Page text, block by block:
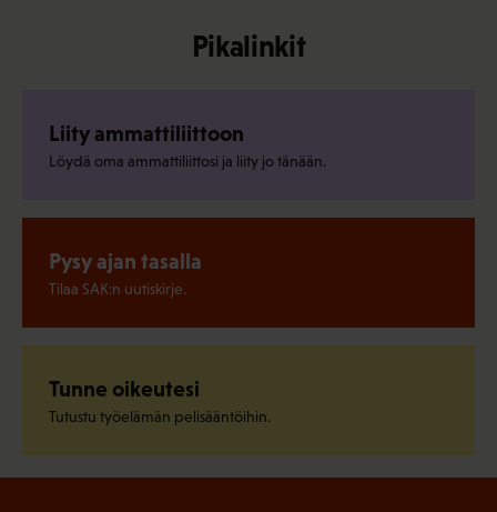
Pikalinkit
Liity ammattiliittoon
Löydä oma ammattiliittosi ja liity jo tänään.
Pysy ajan tasalla
Tilaa SAK:n uutiskirje.
Tunne oikeutesi
Tutustu työelämän pelisääntöihin.